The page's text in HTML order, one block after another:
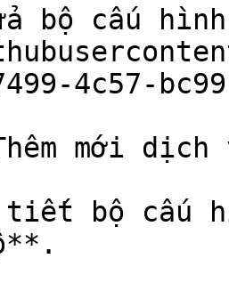
bộ cấu
4c57-
mới dịch
bộ cấu